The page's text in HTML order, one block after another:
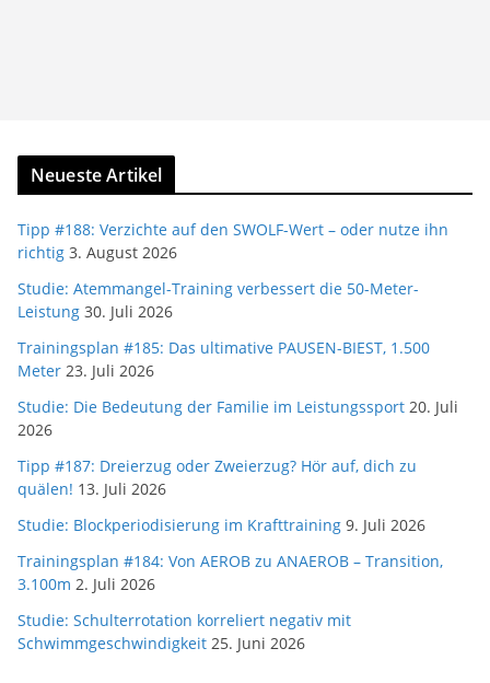
Neueste Artikel
Tipp #188: Verzichte auf den SWOLF-Wert – oder nutze ihn
richtig 3. August 2026
Studie: Atemmangel-Training verbessert die 50-Meter-
Leistung 30. Juli 2026
Trainingsplan #185: Das ultimative PAUSEN-BIEST, 1.500
Meter 23. Juli 2026
Studie: Die Bedeutung der Familie im Leistungssport 20. Juli
2026
Tipp #187: Dreierzug oder Zweierzug? Hör auf, dich zu
quälen! 13. Juli 2026
Studie: Blockperiodisierung im Krafttraining 9. Juli 2026
Trainingsplan #184: Von AEROB zu ANAEROB – Transition,
3.100m 2. Juli 2026
Studie: Schulterrotation korreliert negativ mit
Schwimmgeschwindigkeit 25. Juni 2026